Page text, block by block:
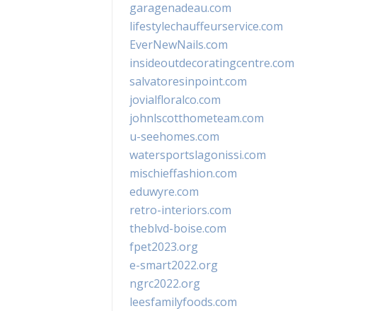
garagenadeau.com
lifestylechauffeurservice.com
EverNewNails.com
insideoutdecoratingcentre.com
salvatoresinpoint.com
jovialfloralco.com
johnlscotthometeam.com
u-seehomes.com
watersportslagonissi.com
mischieffashion.com
eduwyre.com
retro-interiors.com
theblvd-boise.com
fpet2023.org
e-smart2022.org
ngrc2022.org
leesfamilyfoods.com